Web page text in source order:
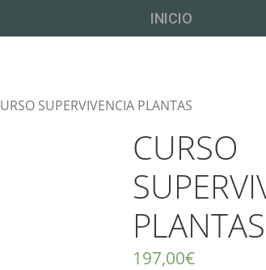
INICIO
SUPERVIVENCIA PLANTAS
CURSO
PLANTAS
197,00€